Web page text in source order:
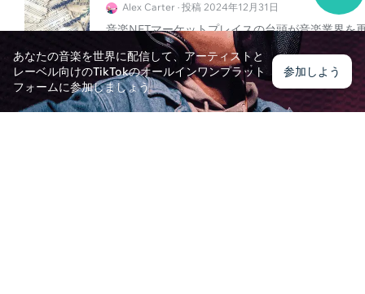
Alex Carter · 投稿 2024年12月31日
音楽NFTマーケットプレイスの台頭が音楽業界を
ームにおける顧客サービスの重要性を探求してく
Spotifyで音楽を公開する方法は?
Oliver Thompson · 投稿 2024年12月31日
あなたの音楽を世界に配信して、アーティストと
レーベル向けのTikTokのオールインワンプラット
フォームに参加しましょう
参加しよう